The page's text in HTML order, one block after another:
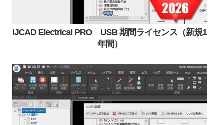
IJCAD Electrical PRO USB 期間ライセンス（新規1
年間）